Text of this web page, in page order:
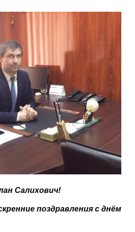
Салихович!
поздравления с днём